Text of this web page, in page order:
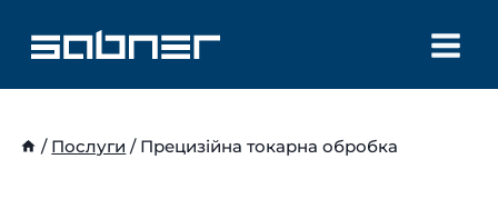
вмісту
/ Послуги / Прецизійна токарна обробка